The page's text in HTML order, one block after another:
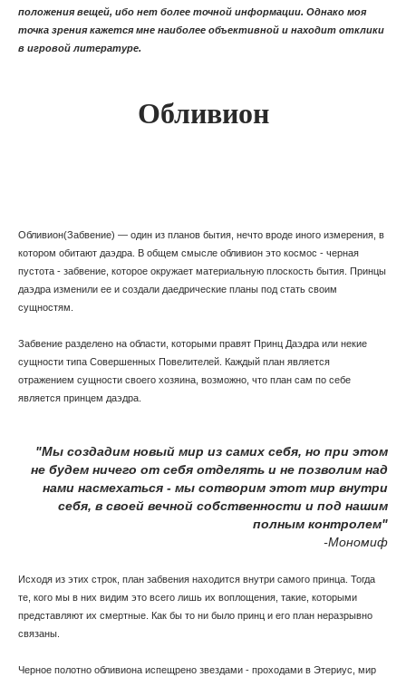
положения вещей, ибо нет более точной информации. Однако моя
точка зрения кажется мне наиболее объективной и находит отклики
в игровой литературе.
Обливион
Обливион(Забвение) — один из планов бытия, нечто вроде иного измерения, в
котором обитают даэдра. В общем смысле обливион это космос - черная
пустота - забвение, которое окружает материальную плоскость бытия. Принцы
даэдра изменили ее и создали даедрические планы под стать своим
сущностям.
Забвение разделено на области, которыми правят Принц Даэдра или некие
сущности типа Совершенных Повелителей. Каждый план является
отражением сущности своего хозяина, возможно, что план сам по себе
является принцем даэдра.
"Мы создадим новый мир из самих себя, но при этом
не будем ничего от себя отделять и не позволим над
нами насмехаться - мы сотворим этот мир внутри
себя, в своей вечной собственности и под нашим
полным контролем"
-Мономиф
Исходя из этих строк, план забвения находится внутри самого принца. Тогда
те, кого мы в них видим это всего лишь их воплощения, такие, которыми
представляют их смертные. Как бы то ни было принц и его план неразрывно
связаны.
Черное полотно обливиона испещрено звездами - проходами в Этериус, мир